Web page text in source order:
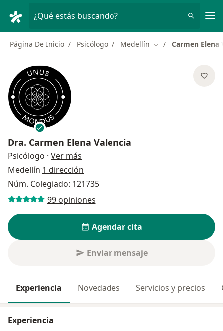
¿Qué estás buscando?
Página De Inicio Psicólogo Medellín Cambiar de ciudad
Carmen Elena
Dra. Carmen Elena Valencia
Psicólogo · Ver más
Medellín 1 dirección
Núm. Colegiado: 121735
99 opiniones
Agendar cita
Enviar mensaje
Experiencia Novedades Servicios y precios
Experiencia